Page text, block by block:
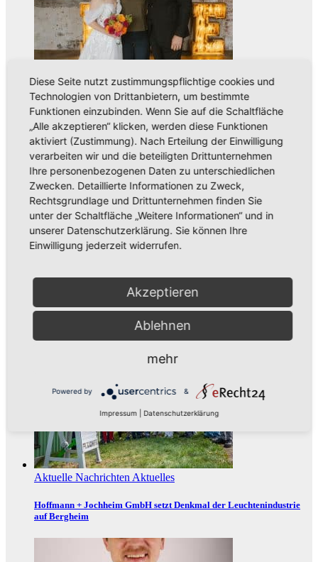
Aus der UmgebungNeues aus Unternehmen
Tie the Day Weddings – Hochzeitsplanung im Sauerland &
Ruhrgebiet
AktuellesNeues aus Unternehmen
Neues Jahr – Neue Ideen und unzählige Möglichkeiten für kreative
Aktuelle Nachrichten Aktuelles
Hoffmann + Jochheim GmbH setzt Denkmal der Leuchtenindustrie
auf Bergheim
Diese Seite nutzt zustimmungspflichtige cookies und
Technologien von Drittanbietern, um bestimmte
Funktionen einzubinden. Wenn Sie auf die Schaltfläche
„Alle akzeptieren“ klicken, werden diese Funktionen
aktiviert (Zustimmung). Nach Erteilung der Einwilligung
verarbeiten wir und die beteiligten Drittunternehmen
Ihre personenbezogenen Daten zu unterschiedlichen
Zwecken. Detaillierte Informationen zu Zweck,
Rechtsgrundlage und Drittunternehmen finden Sie
unter der Schaltfläche „Weitere Informationen“ und in
unserer Datenschutzerklärung. Sie können Ihre
Einwilligung jederzeit widerrufen.
Akzeptieren
Ablehnen
mehr
Powered by &
Impressum Datenschutzerklärung